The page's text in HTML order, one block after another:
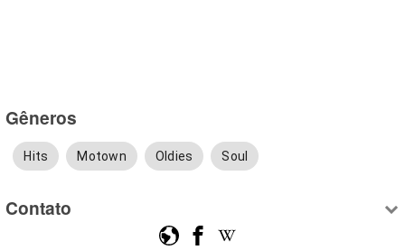
Gêneros
Hits Motown Oldies Soul
Contato